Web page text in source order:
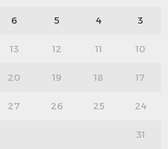
3
4
5
6
10
11
12
13
17
18
19
20
24
25
26
27
31